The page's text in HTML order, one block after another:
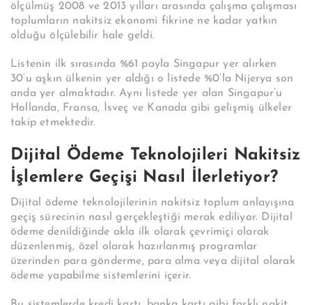
ölçülmüş 2008 ve 2013 yılları arasında çalışma çalışması
toplumların nakitsiz ekonomi fikrine ne kadar yatkın
olduğu ölçülebilir hale geldi.
Listenin ilk sırasında %61 payla Singapur yer alırken
30’u aşkın ülkenin yer aldığı o listede %0’la Nijerya son
anda yer almaktadır. Aynı listede yer alan Singapur’u
Hollanda, Fransa, İsveç ve Kanada gibi gelişmiş ülkeler
takip etmektedir.
Dijital Ödeme Teknolojileri Nakitsiz
İşlemlere Geçişi Nasıl İlerletiyor?
Dijital ödeme teknolojilerinin nakitsiz toplum anlayışına
geçiş sürecinin nasıl gerçekleştiği merak ediliyor. Dijital
ödeme denildiğinde akla ilk olarak çevrimiçi olarak
düzenlenmiş, özel olarak hazırlanmış programlar
üzerinden para gönderme, para alma veya dijital olarak
ödeme yapabilme sistemlerini içerir.